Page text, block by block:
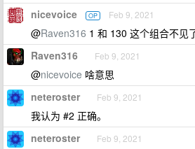
nicevoice OP Feb 9, 2021
@Raven316 1 和 130 这个组合不见
Raven316 Feb 9, 2021
@nicevoice 啥意思
neteroster Feb 9, 2021
我认为 #2 正确。
neteroster Feb 9, 2021